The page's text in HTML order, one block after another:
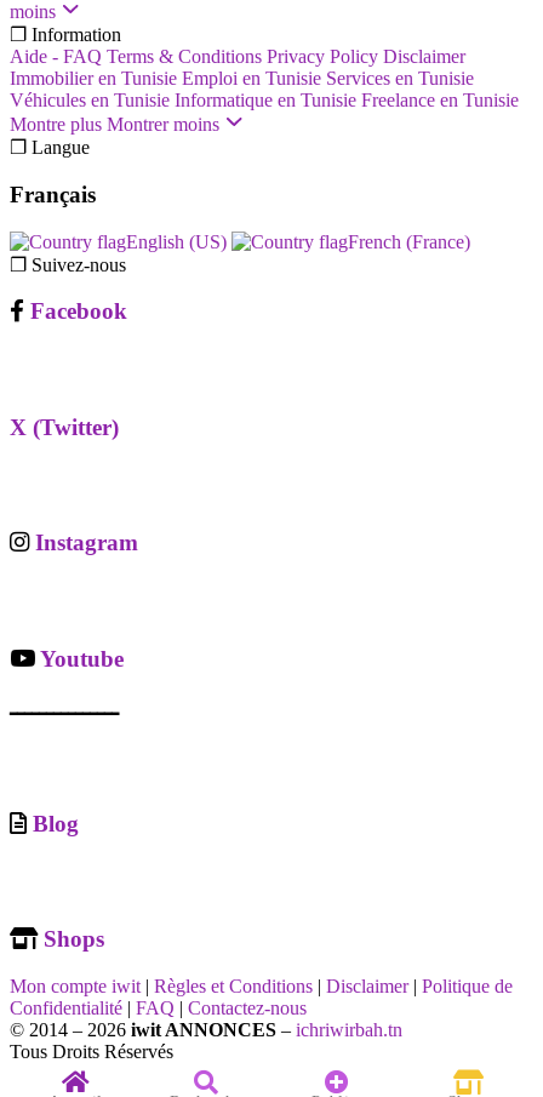
moins
❐ Information
Aide - FAQ Terms & Conditions Privacy Policy Disclaimer
Immobilier en Tunisie Emploi en Tunisie Services en Tunisie
Véhicules en Tunisie Informatique en Tunisie Freelance en Tunisie
Montre plus Montrer moins
❐ Langue
Français
English (US)‎
French (France)‎
❐ Suivez-nous
Facebook
X (Twitter)
Instagram
Youtube
ـــــــــــــــ
Blog
Shops
Mon compte iwit | Règles et Conditions | Disclaimer | Politique de
Confidentialité | FAQ | Contactez-nous
© 2014 – 2026 iwit ANNONCES – ichriwirbah.tn
Tous Droits Réservés
Home
Recherche Add a new listing
Connexion